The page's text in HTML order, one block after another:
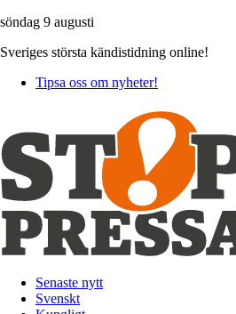
söndag 9 augusti
Sveriges största kändistidning online!
Tipsa oss om nyheter!
Senaste nytt
Svenskt